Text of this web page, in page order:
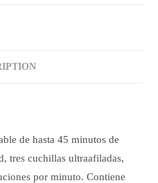
de hasta 45 minutos de
tres cuchillas ultraafiladas,
por minuto. Contiene